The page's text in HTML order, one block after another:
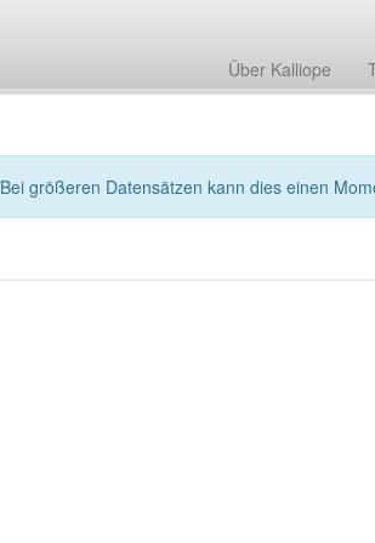
Über Kalliope
Bei größeren Datensätzen kann dies einen